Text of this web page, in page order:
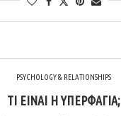
PSYCHOLOGY & RELATIONSHIPS
ΤΊ ΕΊΝΑΙ Η ΥΠΕΡΦΑΓΊΑ;